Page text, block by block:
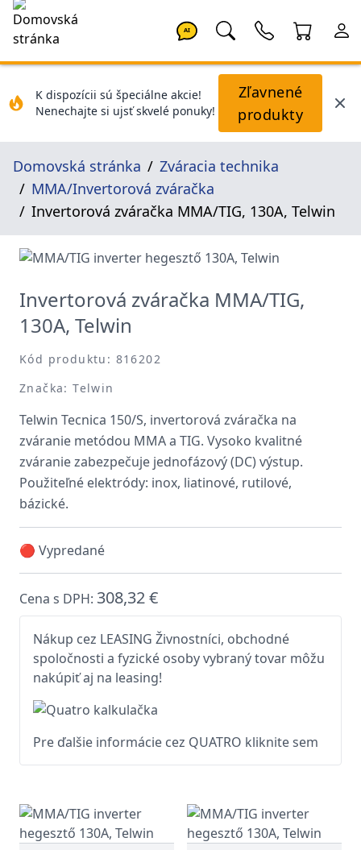
AI
K dispozícii sú špeciálne akcie!
Nenechajte si ujsť skvelé ponuky!
Zľavnené
produkty
Domovská stránka
Zváracia technika
MMA/Invertorová zváračka
Invertorová zváračka MMA/TIG, 130A, Telwin
Invertorová zváračka MMA/TIG,
130A, Telwin
Kód produktu: 816202
Značka: Telwin
Telwin Tecnica 150/S, invertorová zváračka na
zváranie metódou MMA a TIG. Vysoko kvalitné
zváranie zabezpečuje jednofázový (DC) výstup.
Použiteľné elektródy: inox, liatinové, rutilové,
bázické.
🔴 Vypredané
Cena s DPH: 308,32 €
Nákup cez LEASING Živnostníci, obchodné
spoločnosti a fyzické osoby vybraný tovar môžu
nakúpiť aj na leasing!
Pre ďalšie informácie cez QUATRO kliknite sem